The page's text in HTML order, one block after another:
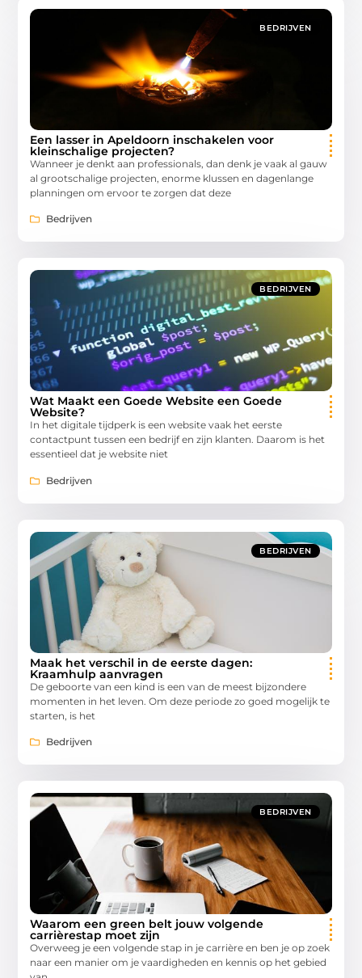
BEDRIJVEN
Een lasser in Apeldoorn inschakelen voor
kleinschalige projecten?
Wanneer je denkt aan professionals, dan denk je vaak al gauw
al grootschalige projecten, enorme klussen en dagenlange
planningen om ervoor te zorgen dat deze
Bedrijven
BEDRIJVEN
Wat Maakt een Goede Website een Goede
Website?
In het digitale tijdperk is een website vaak het eerste
contactpunt tussen een bedrijf en zijn klanten. Daarom is het
essentieel dat je website niet
Bedrijven
BEDRIJVEN
Maak het verschil in de eerste dagen:
Kraamhulp aanvragen
De geboorte van een kind is een van de meest bijzondere
momenten in het leven. Om deze periode zo goed mogelijk te
starten, is het
Bedrijven
BEDRIJVEN
Waarom een green belt jouw volgende
carrièrestap moet zijn
Overweeg je een volgende stap in je carrière en ben je op zoek
naar een manier om je vaardigheden en kennis op het gebied